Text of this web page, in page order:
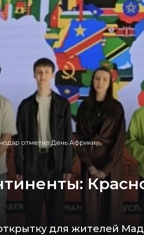
отметил День Африки
для жителей